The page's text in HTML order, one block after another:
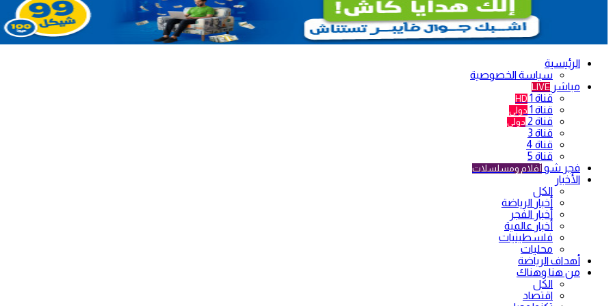
الرئيسية
سياسة الخصوصية
مباشر LIVE
قناة 1 HD
قناة 1 دولي
قناة 2 دولي
قناة 3
قناة 4
قناة 5
فجر شو أفلام ومسلسلات
الأخبار
الكل
أخبار الرياضة
أخبار الفجر
أخبار عالمية
فلسطينيات
محليات
أهداف الرياضة
من هنا وهناك
الكل
اقتصاد